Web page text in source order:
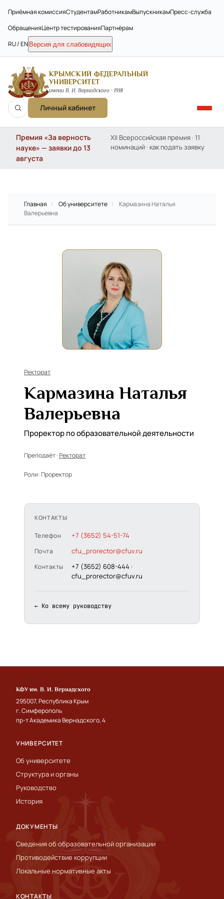
Приёмная комиссияСтудентамРаботникамВыпускникамПресс-служба
ОбращенияЦентр тестированияПартнёрам
RU / EN Версия для слабовидящих
КРЫМСКИЙ ФЕДЕРАЛЬНЫЙ
УНИВЕРСИТЕТ
имени В. И. Вернадского · 1918
Личный кабинет
Премия «За верность
науке» — заявки до 13
августа
XII Всероссийская премия · 11
номинаций · как подать заявку
Главная / Об университете /
Кармазина Наталья
Валерьевна
Ректорат
Кармазина Наталья
Валерьевна
Проректор по образовательной деятельности
Преподаёт ·Ректорат
Роли:Проректор
КОНТАКТЫ
Телефон +7 (3652) 54-51-74
Почта cfu_prorector@cfuv.ru
Контакты
+7 (3652) 608-444 ·
cfu_prorector@cfuv.ru
← Ко всему руководству
КФУ им. В. И. Вернадского
295007, Республика Крым
г. Симферополь
пр-т Академика Вернадского, 4
УНИВЕРСИТЕТ
Об университете
Структура и органы
Руководство
История
ДОКУМЕНТЫ
Сведения об образовательной организации
Противодействие коррупции
Локальные нормативные акты
КОНТАКТЫ